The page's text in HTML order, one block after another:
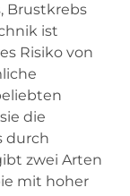
Brustkrebs
ist
Risiko von
die
durch
zwei Arten
mit hoher